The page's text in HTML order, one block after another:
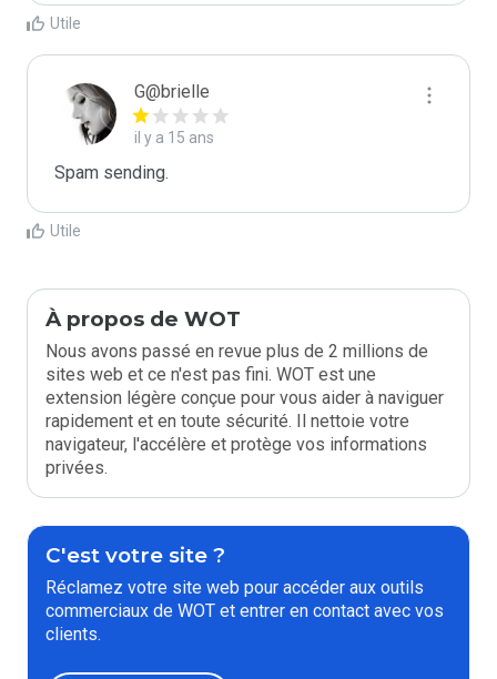
Utile
G@brielle
il y a 15 ans
Spam sending.
Utile
À propos de WOT
Nous avons passé en revue plus de 2 millions de
sites web et ce n'est pas fini. WOT est une
extension légère conçue pour vous aider à naviguer
rapidement et en toute sécurité. Il nettoie votre
navigateur, l'accélère et protège vos informations
privées.
C'est votre site ?
Réclamez votre site web pour accéder aux outils
commerciaux de WOT et entrer en contact avec vos
clients.